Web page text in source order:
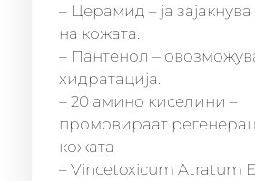
– Церамид – ја
на кожата.
– Пантенол –
хидратација.
– 20 амино киселини –
промовираат
кожата
– Vincetoxicum Atratum